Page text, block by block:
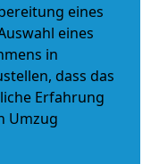
eines
eines
in
dass das
Erfahrung
Umzug